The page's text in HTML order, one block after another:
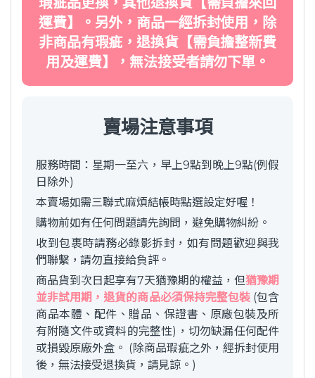
運費】。另外，商品一經拆封使用，除
非商品有瑕疵，退換貨【需負擔整新費
用及運費】，無法接受者請勿下單。
賣場注意事項
服務時間：星期一至六，早上9點到晚上9點(例假
日除外)
本賣場如需三聯式麻煩結帳時點選設定好喔！
購物前如有任何問題請先詢問，避免購物糾紛。
收到包裹時請務必錄影拆封，如有問題歡迎與我
們聯繫，請勿直接給負評。
商品貨到次日起享有7天猶豫期的權益，但猶豫期
並非試用期，退貨的商品必須保持完整包裝(包含
商品本體、配件、贈品、保證書、原廠包裝及所
有附隨文件或資料的完整性)，切勿缺漏任何配件
或損毀原廠外盒。 (除商品瑕疵之外，經拆封使用
後，無法接受退換貨，請見諒。)